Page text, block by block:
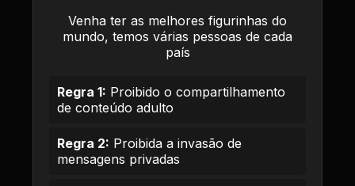
Venha ter as melhores figurinhas do
mundo, temos várias pessoas de cada
país
Regra 1: Proibido o compartilhamento
de conteúdo adulto
Regra 2: Proibida a invasão de
mensagens privadas